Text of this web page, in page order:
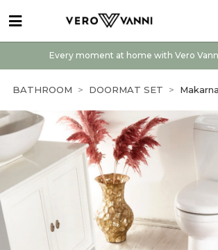
Every moment at home with Vero
BATHROOM DOORMAT SET Makarna